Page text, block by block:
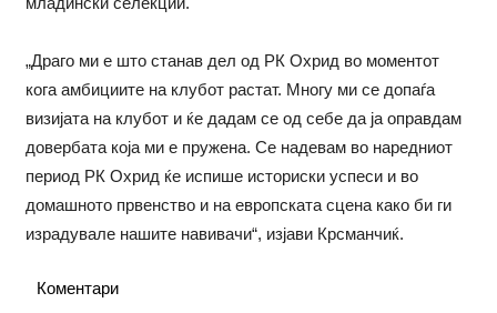
„Драго ми е што станав дел од РК Охрид во моментот
кога амбициите на клубот растат. Многу ми се допаѓа
визијата на клубот и ќе дадам се од себе да ја оправдам
довербата која ми е пружена. Се надевам во наредниот
период РК Охрид ќе испише историски успеси и во
домашното првенство и на европската сцена како би ги
израдувале нашите навивачи“, изјави Крсманчиќ.
Коментари